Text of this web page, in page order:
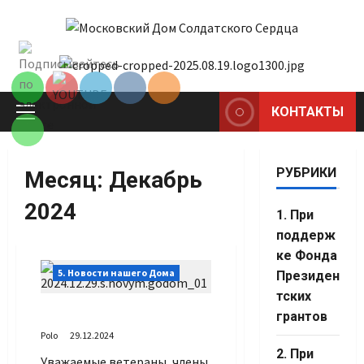
содержимому
Основное
меню
КОНТАКТЫ
Месяц: Декабрь
2024
5. Новости нашего Дома
Polo 29.12.2024
РУБРИКИ
1. При
поддерж
ке Фонда
Президен
тских
грантов
2. При
Set Youtube
Channel ID